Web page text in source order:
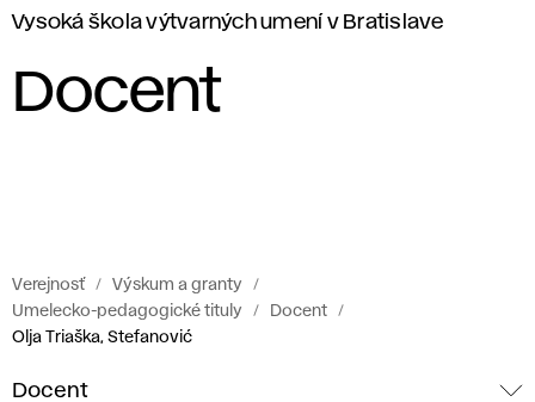
Vysoká škola výtvarných umení v Bratislave
Docent
Verejnosť
Výskum a granty
Umelecko-pedagogické tituly
Docent
Olja Triaška, Stefanović
Docent